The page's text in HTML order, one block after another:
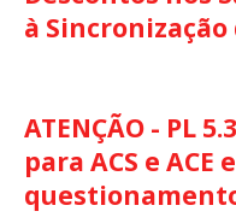
à Sincronização
ATENÇÃO - PL
para ACS e